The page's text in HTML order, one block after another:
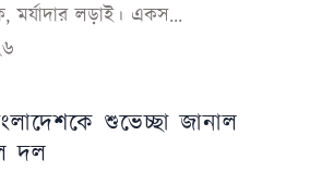
মর্যাদার লড়াই। একস...
শুভেচ্ছা জানাল
দল